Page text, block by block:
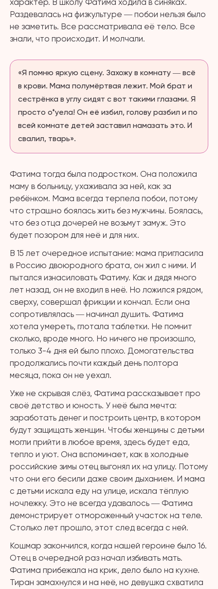
характер. В школу Фатима ходила в синяках.
Раздевалась на физкультуре ― побои нельзя было
не заметить. Все рассматривала её тело. Все
знали, что происходит. И молчали.
«Я помню яркую сцену. Захожу в комнату ― всё
в крови. Мама полумёртвая лежит. Мой брат и
сестрёнка в углу сидят с вот такими глазами. Я
просто о*уела! Он её избил, голову разбил и по
всей комнате детей заставил намазать это. И
свалил, тварь».
Фатима тогда была подростком. Она положила
маму в больницу, ухаживала за ней, как за
ребёнком. Мама всегда терпела побои, потому
что страшно боялась жить без мужчины. Боялась,
что без отца дочерей не возьмут замуж. Это
будет позором для неё и для них.
В 15 лет очередное испытание: мама пригласила
в Россию двоюродного брата, он жил с ними. И
пытался изнасиловать Фатиму. Как и дядя много
лет назад, он не входил в неё. Но ложился рядом,
сверху, совершал фрикции и кончал. Если она
сопротивлялась ― начинал душить. Фатима
хотела умереть, глотала таблетки. Не помнит
сколько, вроде много. Но ничего не произошло,
только 3-4 дня ей было плохо. Домогательства
продолжались почти каждый день полтора
месяца, пока он не уехал.
Уже не скрывая слёз, Фатима рассказывает про
своё детство и юность. У неё была мечта:
заработать денег и построить центр, в котором
будут защищать женщин. Чтобы женщины с детьми
могли прийти в любое время, здесь будет еда,
тепло и уют. Она вспоминает, как в холодные
российские зимы отец выгонял их на улицу. Потому
что они его бесили даже своим дыханием. И мама
с детьми искала еду на улице, искала тёплую
ночлежку. Это не всегда удавалось ― Фатима
демонстрирует отмороженный участок на теле.
Столько лет прошло, этот след всегда с ней.
Кошмар закончился, когда нашей героине было 16.
Отец в очередной раз начал избивать мать.
Фатима прибежала на крик, дело было на кухне.
Тиран замахнулся и на неё, но девушка схватила